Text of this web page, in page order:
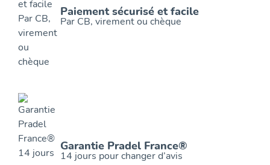
Paiement sécurisé et facile
Par CB, virement ou chèque
Garantie Pradel France®
14 jours pour changer d’avis